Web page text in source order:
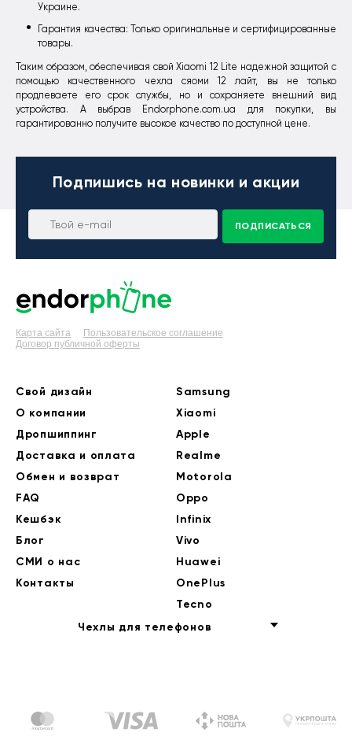
Украине.
Гарантия качества: Только оригинальные и сертифицированные
товары.
Таким образом, обеспечивая свой Xiaomi 12 Lite надежной защитой с
помощью качественного чехла сяоми 12 лайт, вы не только
продлеваете его срок службы, но и сохраняете внешний вид
устройства. А выбрав Endorphone.com.ua для покупки, вы
гарантированно получите высокое качество по доступной цене.
Подпишись на новинки и акции
ПОДПИСАТЬСЯ
Карта сайта
Пользовательское соглашение
Договор публичной оферты
Свой дизайн
О компании
Дропшиппинг
Доставка и оплата
Обмен и возврат
FAQ
Кешбэк
Блог
СМИ о нас
Контакты
Samsung
Xiaomi
Apple
Realme
Motorola
Oppo
Infinix
Vivo
Huawei
OnePlus
Tecno
Чехлы для телефонов